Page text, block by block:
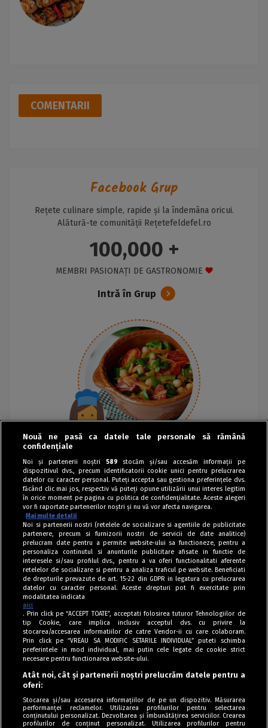
COMENTARII
Facebook Grup
Rețete culinare simple, rapide și la îndemâna oricui.
Alătură-te comunității Rețetefeldefel.ro
100,000 +
MEMBRI PASIONAȚI DE GASTRONOMIE
Intră în Grup
Tag index
Program Antena 1
Politica de cookies
Nouă ne pasă ca datele tale personale să rămână
confidențiale
Noi și partenerii noștri 589 stocăm și/sau accesăm informații pe
dispozitivul dvs., precum identificatorii cookie unici pentru prelucrarea
datelor cu caracter personal. Puteți accepta sau gestiona preferințele dvs.
făcând clic mai jos, respectiv vă puteți opune utilizării unui interes legitim
în orice moment pe pagina cu politica de confidențialitate. Aceste alegeri
vor fi raportate partenerilor noștri și nu vă vor afecta navigarea.
Mai multe detalii
Noi si partenerii nostri (retelele de socializare si agentiile de publicitate
partenere, precum si furnizorii nostri de servicii de date analitice)
prelucram date pentru a permite website-ului sa functioneze, pentru a
personaliza continutul si anunturile publicitare afisate in functie de
interesele si/sau profilul dvs., pentru a va oferi functionalitati aferente
retelelor de socializare si pentru a analiza traficul pe website. Beneficiati
de drepturile prevazute de art. 15-22 din GDPR in legatura cu prelucrarea
datelor cu caracter personal. Aceste drepturi pot fi exercitate prin
modalitatea indicata
aici
. Prin click pe “ACCEPT TOATE”, acceptati folosirea tuturor Tehnologiilor de
tip Cookie, care implica inclusiv acceptul dvs. cu privire la
stocarea/accesarea informatiilor de catre Vendor-ii cu care colaboram.
Prin click pe “VREAU SA MODIFIC SETARILE INDIVIDUAL” puteti schimba
preferintele in mod individual, mai putin cele legate de cookie strict
necesare pentru functionarea website-ului.
Atât noi, cât și partenerii noștri prelucrăm datele pentru a
oferi:
Stocarea și/sau accesarea informațiilor de pe un dispozitiv. Măsurarea
performanței reclamelor. Utilizarea profilurilor pentru selectarea
conținutului personalizat. Dezvoltarea și îmbunătățirea serviciilor. Crearea
profilurilor de conținut personalizat. Utilizarea profilurilor pentru